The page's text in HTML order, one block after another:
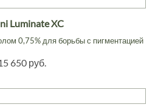
Luminate XC
0,75% для борьбы с пигментацией
650 руб.